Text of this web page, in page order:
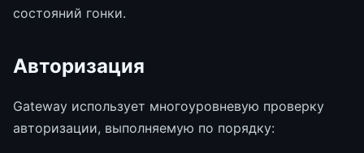
состояний гонки.
Авторизация
Gateway использует многоуровневую проверку
авторизации, выполняемую по порядку: